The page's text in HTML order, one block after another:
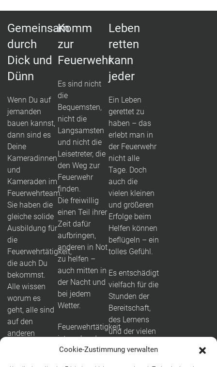
Cookie-Zustimmung verwalten
Gemeinsam
durch
Dick und
Dünn
Wenn Du auf
jemanden
bauen kannst,
dann sind es
Deine
Kameradinnen
und
Kameraden im
Feuerwehrteam.
Sie haben die
gleiche solide
Ausbildung für
die
Feuerwehrtätigkeit,
die auch Du
bekommst.
Alle wissen
worum es
geht, alle sind
auf den
anderen
Komm
zur
Feuerwehr
Es sind nicht
die
Bequemsten,
nicht die
Langsamsten
und nicht die
Leisetreter, die
den Weg zur
Feuerwehr
finden.
Die freiwillig
einen Teil ihrer
Zeit dafür
aufbringen,
anderen in Not
zu helfen –
auch mitten in
der Nacht und
bei jedem
Wetter.
Feuerwehrtätigkeit
ist packend
und weit mehr
Leben
retten
kann
jeder
Ein Leben
gerettet zu
haben – das
erlebt man in
der Feuerwehr
nicht alle
Tage. Doch
auch die
vielen kleinen
und größeren
Erfolge beim
Helfen können
beflügeln – ein
tolles Gefühl.
Es entschädigt
vielfach für die
Stunden der
Bereitschaft,
des Lernens
und der vielen
Das ist der